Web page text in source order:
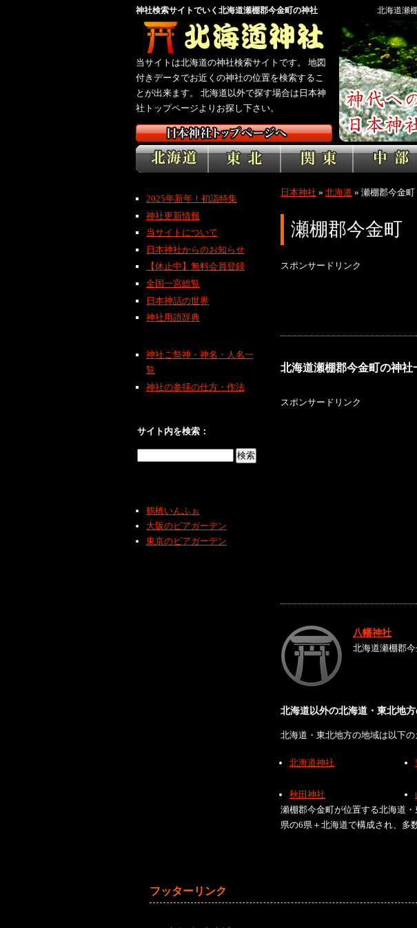
神社検索サイトでいく北海道瀬棚郡今金町の神社 北海道瀬
当サイトは北海道の神社検索サイトです。 地図
付きデータでお近くの神社の位置を検索するこ
とが出来ます。 北海道以外で探す場合は日本神
社トップページよりお探し下さい。
日本神社 » 北海道 » 瀬棚郡今金町
瀬棚郡今金町
スポンサードリンク
北海道瀬棚郡今金町の神社
スポンサードリンク
八幡神社
北海道瀬棚郡
北海道以外の北海道・東北地
北海道・東北地方の地域は以下
北海道神社
秋田神社
瀬棚郡今金町が位置する北海道
県の6県＋北海道で構成され、多
2025年新年！初詣特集
神社更新情報
当サイトについて
日本神社からのお知らせ
【休止中】無料会員登録
全国一宮総覧
日本神話の世界
神社用語辞典
神社ご祭神・神名・人名一
覧
神社の参拝の仕方・作法
サイト内を検索：
鶴橋いんふぉ
大阪のビアガーデン
東京のビアガーデン
フッターリンク